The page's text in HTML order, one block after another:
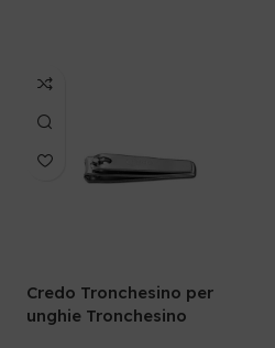
Credo Tronchesino per
unghie Tronchesino